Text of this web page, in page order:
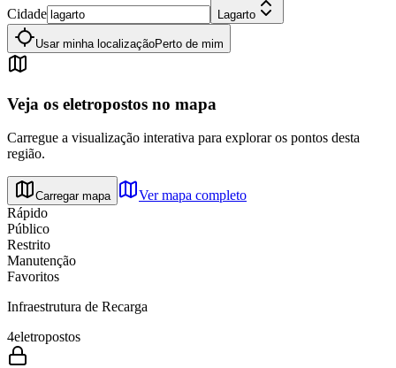
Cidade Lagarto
Usar minha localizaçãoPerto de mim
Veja os eletropostos no mapa
Carregue a visualização interativa para explorar os pontos desta
região.
Carregar mapa
Ver mapa completo
Rápido
Público
Restrito
Manutenção
Favoritos
Infraestrutura de Recarga
4eletropostos